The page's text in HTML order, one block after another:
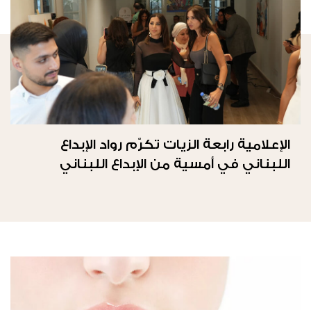
الإعلامية رابعة الزيات تكرّم رواد الإبداع
اللبناني في أمسية من الإبداع اللبناني